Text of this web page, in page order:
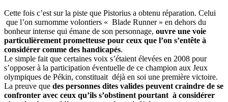
Cette fois c’est sur la piste que Pistorius a obtenu réparation. Celui
que l’on surnomme volontiers « Blade Runner » en dehors du
bonheur intense qui émane de son personnage, ouvre une voie
particulièrement prometteuse pour ceux que l’on s’entête à
considérer comme des handicapés.
Le simple fait que certaines voix s’étaient élevées en 2008 pour
s’opposer à la participation éventuelle de ce champion aux Jeux
olympiques de Pékin, constituait déjà en soi une première victoire.
La preuve que des personnes dites valides peuvent craindre de se
confronter avec ceux qu’ils s’obstinent pourtant à considérer